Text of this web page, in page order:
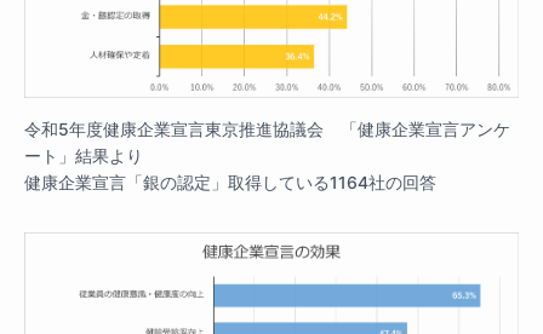
令和5年度健康企業宣言東京推進協議会 「健康企業宣言アンケ
ート」結果より
健康企業宣言「銀の認定」取得している1164社の回答